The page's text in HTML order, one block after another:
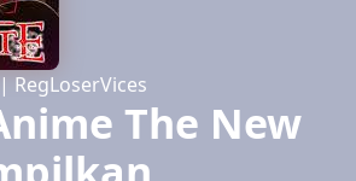
| RegLoserVices
The New